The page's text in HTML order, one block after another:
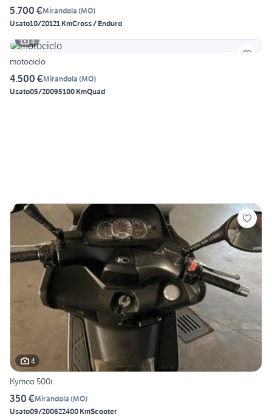
5.700 €Mirandola (MO)
Usato10/20121 KmCross / Enduro
4
motociclo
4.500 €Mirandola (MO)
Usato05/20095100 KmQuad
4
Kymco 500i
350 €Mirandola (MO)
Usato09/200622400 KmScooter